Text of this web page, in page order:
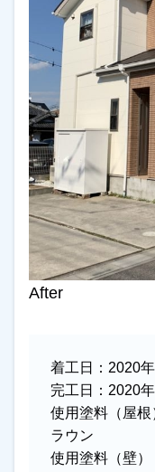
After
着工日： 2020
完工日： 2020
使用塗料（屋根
ラウン
使用塗料（壁）